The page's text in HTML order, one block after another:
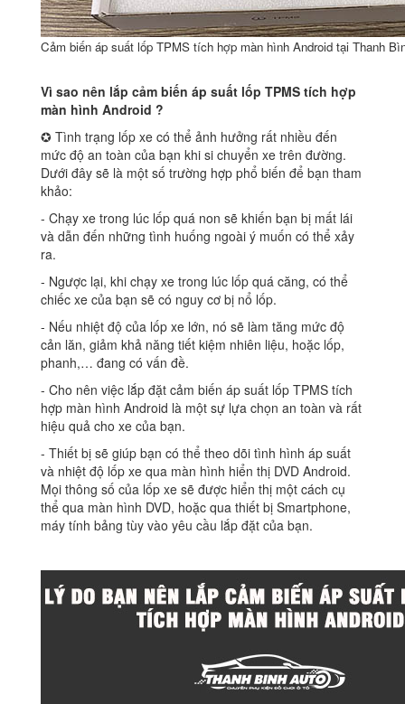
Cảm biến áp suất lốp TPMS tích hợp màn hình Android tại Thanh
Vì sao nên lắp cảm biến áp suất lốp TPMS tích hợp
màn hình Android ?
✪ Tình trạng lốp xe có thể ảnh hưởng rất nhiều đến
mức độ an toàn của bạn khi si chuyển xe trên đường.
Dưới đây sẽ là một số trường hợp phổ biến để bạn tham
khảo:
‐ Chạy xe trong lúc lốp quá non sẽ khiến bạn bị mất lái
và dẫn đến những tình huống ngoài ý muốn có thể xảy
ra.
‐ Ngược lại, khi chạy xe trong lúc lốp quá căng, có thể
chiếc xe của bạn sẽ có nguy cơ bị nổ lốp.
‐ Nếu nhiệt độ của lốp xe lớn, nó sẽ làm tăng mức độ
cản lăn, giảm khả năng tiết kiệm nhiên liệu, hoặc lốp,
phanh,… đang có vấn đề.
‐ Cho nên việc lắp đặt cảm biến áp suất lốp TPMS tích
hợp màn hình Android là một sự lựa chọn an toàn và rất
hiệu quả cho xe của bạn.
‐ Thiết bị sẽ giúp bạn có thể theo dõi tình hình áp suất
và nhiệt độ lốp xe qua màn hình hiển thị DVD Android.
Mọi thông số của lốp xe sẽ được hiển thị một cách cụ
thể qua màn hình DVD, hoặc qua thiết bị Smartphone,
máy tính bảng tùy vào yêu cầu lắp đặt của bạn.